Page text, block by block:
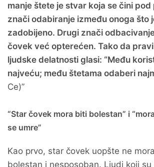
manje štete je stvar koja se čini
znači odabiranje između onoga što
zadobijeno. Drugi znači
čovek već opterećen. Tako da
ljudske delatnosti glasi: “Među
najveću; među štetama odaberi
Ce)”
“Star čovek mora biti bolestan” i
se umre”
Kao prvo, star čovek uopšte ne
bolestan i nesposoban. Ljudi koji